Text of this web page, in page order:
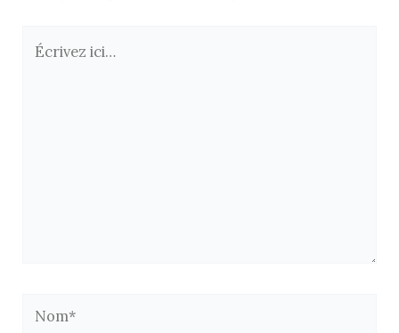
Écrivez
Nom*